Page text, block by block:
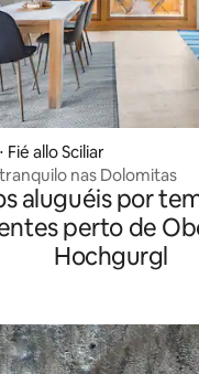
allo Sciliar
nas Dolomitas
aluguéis por
perto de
Hochgurgl